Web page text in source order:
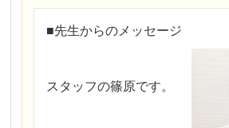
■先生からのメッセージ
スタッフの篠原です。